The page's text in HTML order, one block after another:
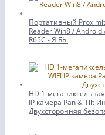
Портативный
Reader Win8 /
R65C - Я БЫ
HD 1-
IP камера Pan & Tilt
Двухсторонняя